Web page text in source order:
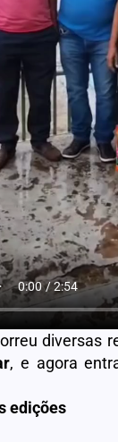
diversas
, e agora
edições